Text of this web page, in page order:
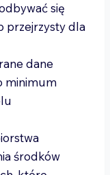
się
przejrzysty dla
dane
minimum
środków